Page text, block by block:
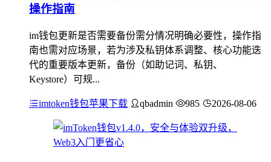
操作指南
im钱包更新是否需要备份需分情况明确必要性，操作指
南也需对应场景，若为涉及私钥体系调整、核心功能迭
代的重要版本更新，备份（如助记词、私钥、
Keystore）可规...
imtoken钱包苹果下载 qbadmin 985 2026-08-06